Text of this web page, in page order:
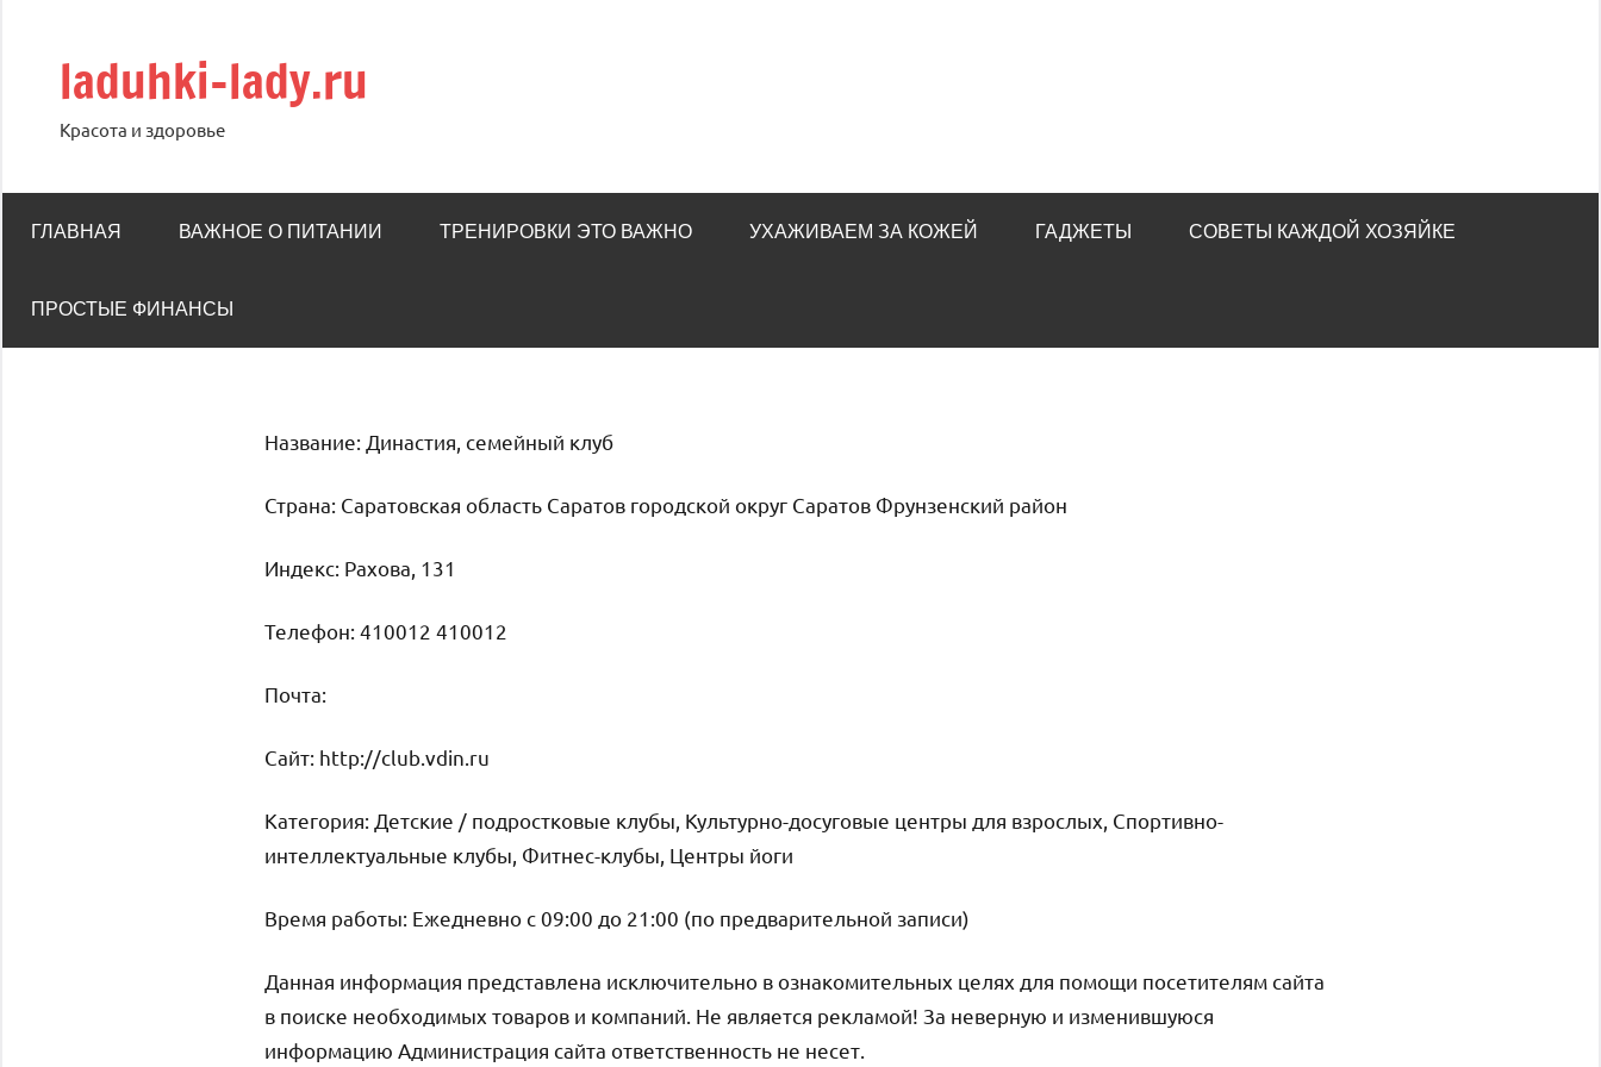
содержимому
laduhki-lady.ru
Красота и здоровье
ГЛАВНАЯ ВАЖНОЕ О ПИТАНИИ ТРЕНИРОВКИ ЭТО ВАЖНО УХАЖИВАЕМ ЗА КОЖЕЙ ГАДЖЕТЫ СОВЕТЫ КАЖДОЙ ХОЗЯЙКЕ
ПРОСТЫЕ ФИНАНСЫ
Название: Династия, семейный клуб
Страна: Саратовская область Саратов городской округ Саратов Фрунзенский район
Индекс: Рахова, 131
Телефон: 410012 410012
Почта:
Cайт: http://club.vdin.ru
Категория: Детские / подростковые клубы, Культурно-досуговые центры для взрослых, Спортивно-
интеллектуальные клубы, Фитнес-клубы, Центры йоги
Время работы: Ежедневно с 09:00 до 21:00 (по предварительной записи)
Данная информация представлена исключительно в ознакомительных целях для помощи посетителям сайта
в поиске необходимых товаров и компаний. Не является рекламой! За неверную и изменившуюся
информацию Администрация сайта ответственность не несет.